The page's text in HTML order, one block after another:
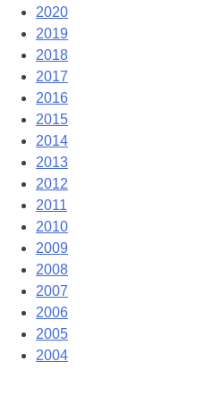
2020
2019
2018
2017
2016
2015
2014
2013
2012
2011
2010
2009
2008
2007
2006
2005
2004